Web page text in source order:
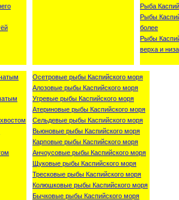
Рыба
Рыбы
более
Рыбы
верха и низа
Осетровые рыбы Каспийского моря
Алозовые рыбы Каспийского моря
Угревые рыбы Каспийского моря
Атериновые рыбы Каспийского моря
Сельдевые рыбы Каспийского моря
Вьюновые рыбы Каспийского моря
Карповые рыбы Каспийского моря
Анчоусовые рыбы Каспийского моря
Щуковые рыбы Каспийского моря
Тресковые рыбы Каспийского моря
Колюшковые рыбы Каспийского моря
Бычковые рыбы Каспийского моря